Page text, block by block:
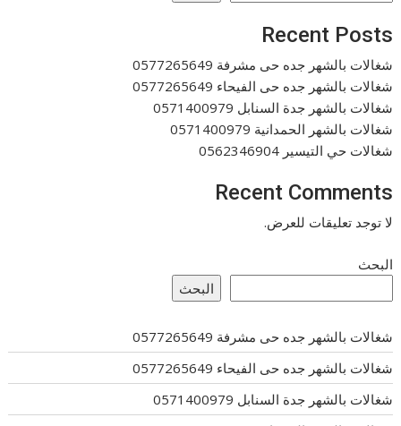
Recent Posts
شغالات بالشهر جده حى مشرفة 0577265649
شغالات بالشهر جده حى الفيحاء 0577265649
شغالات بالشهر جدة السنابل 0571400979
شغالات بالشهر الحمدانية 0571400979
شغالات حي التيسير 0562346904
Recent Comments
لا توجد تعليقات للعرض.
البحث
البحث
شغالات بالشهر جده حى مشرفة 0577265649
شغالات بالشهر جده حى الفيحاء 0577265649
شغالات بالشهر جدة السنابل 0571400979